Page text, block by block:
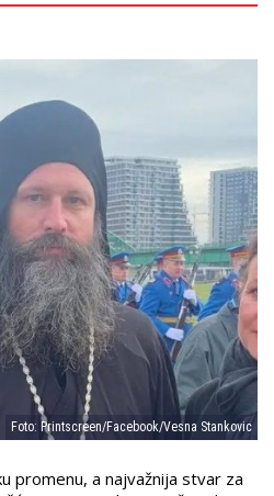
Foto: Printscreen/Facebook/Vesna Stankovic
promenu, a najvažnija stvar za